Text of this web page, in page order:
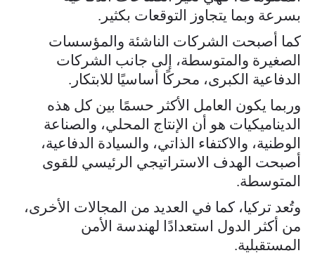
بسرعة وبما يتجاوز التوقعات بكثير.
كما أصبحت الشركات الناشئة والمؤسسات
الصغيرة والمتوسطة، إلى جانب الشركات
الدفاعية الكبرى، محركًا أساسيًا للابتكار.
وربما يكون العامل الأكثر حسمًا بين كل هذه
الديناميكيات هو أن الإنتاج المحلي، والصناعة
الوطنية، والاكتفاء الذاتي، والسيادة الدفاعية،
أصبحت الهدف الاستراتيجي الرئيسي للقوى
المتوسطة.
وتُعد تركيا، كما في العديد من المجالات الأخرى،
من أكثر الدول استعدادًا لهندسة الأمن
المستقبلية.